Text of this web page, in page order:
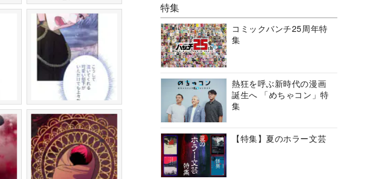
特集
コミックバンチ25周年特
集
熱狂を呼ぶ新時代の漫画
誕生へ 「めちゃコン」特
集
【特集】夏のホラー文芸